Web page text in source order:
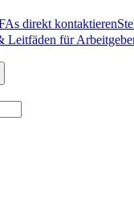
direkt kontaktieren
Leitfäden für